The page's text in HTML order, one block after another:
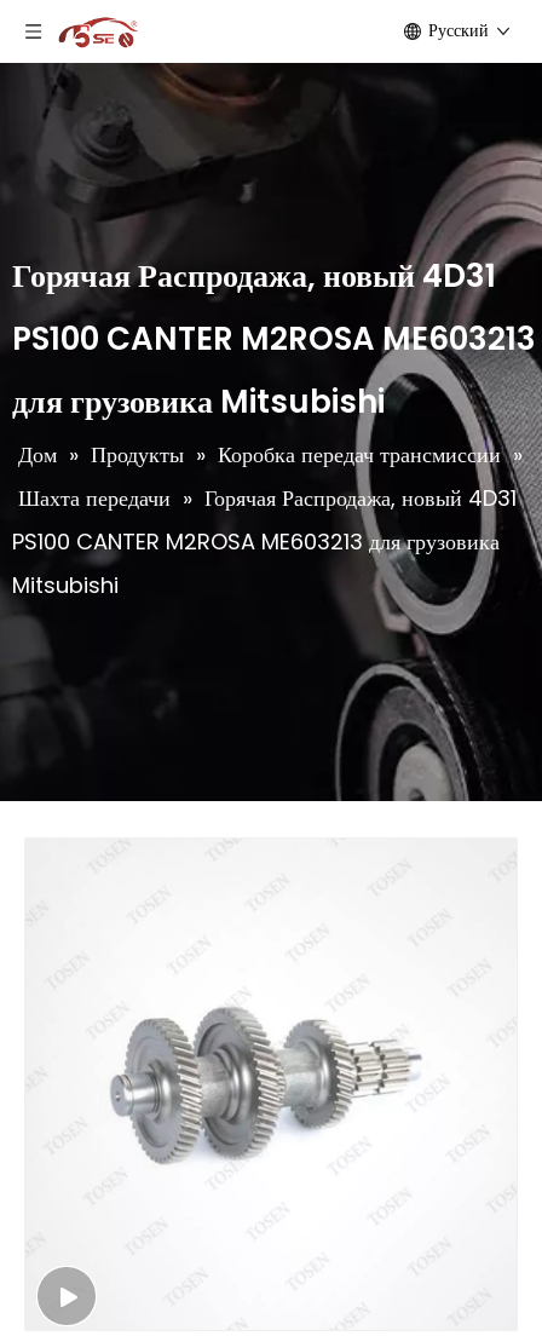
Pусский
Горячая Распродажа, новый 4D31
PS100 CANTER M2ROSA ME603213
для грузовика Mitsubishi
Дом » Продукты » Коробка передач трансмиссии »
Шахта передачи » Горячая Распродажа, новый 4D31
PS100 CANTER M2ROSA ME603213 для грузовика
Mitsubishi